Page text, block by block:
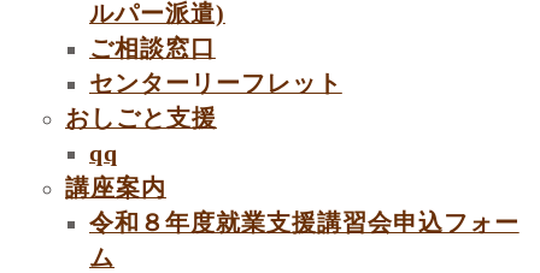
ルパー派遣)
ご相談窓口
センターリーフレット
おしごと支援
qq
講座案内
令和８年度就業支援講習会申込フォー
ム